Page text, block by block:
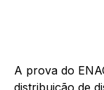
A prova do